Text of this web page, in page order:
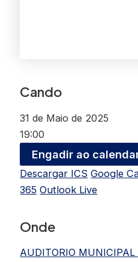
Cando
31 de Maio de 2025
19:00
Engadir ao
Descargar ICS Google
365 Outlook Live
Onde
AUDITORIO MUNICIPAL